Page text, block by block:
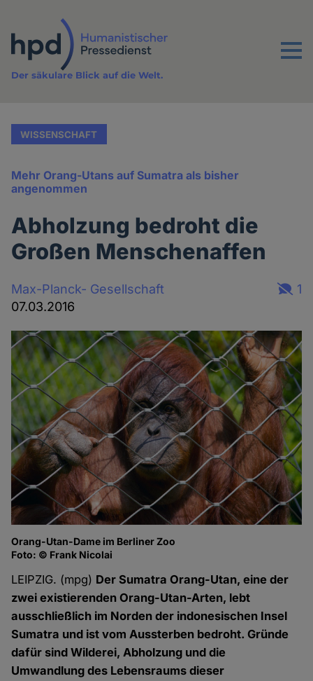
Inhalt
Menu
Der säkulare Blick auf die Welt.
WISSENSCHAFT
Mehr Orang-Utans auf Sumatra als bisher
angenommen
Abholzung bedroht die
Großen Menschenaffen
Max-Planck- Gesellschaft
07.03.2016
1
Orang-Utan-Dame im Berliner Zoo
Foto: © Frank Nicolai
LEIPZIG. (mpg) Der Sumatra Orang-Utan, eine der
zwei existierenden Orang-Utan-Arten, lebt
ausschließlich im Norden der indonesischen Insel
Sumatra und ist vom Aussterben bedroht. Gründe
dafür sind Wilderei, Abholzung und die
Umwandlung des Lebensraums dieser